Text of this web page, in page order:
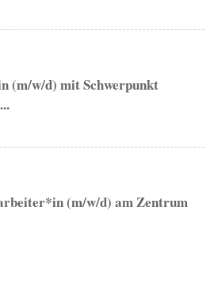
(m/w/d) mit Schwerpunkt
(m/w/d) am Zentrum